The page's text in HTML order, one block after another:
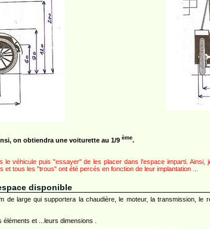
on obtiendra une voiturette au 1/9 ème.
véhicule puis "essayer" de les placer dans l'espace imparti. Ainsi,
tous les "trous" ont été percés en fonction de leur implantation ...
disponible
large qui supportera la chaudière, le moteur, la transmission, le
et ...leurs dimensions .